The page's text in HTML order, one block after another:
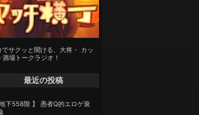
でサクッと聞ける、大将・ カッ
酒場トークラジオ！
最近の投稿
地下558階 】 愚者Q的エロゲ衰